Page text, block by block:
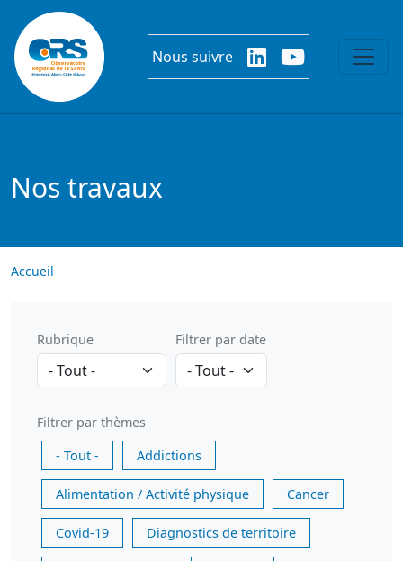
Aller au contenu principal
Nous suivre
Nos travaux
Accueil
Rubrique Filtrer par date
Filtrer par thèmes
- Tout -
Addictions
Alimentation / Activité physique Cancer
Covid-19 Diagnostics de territoire